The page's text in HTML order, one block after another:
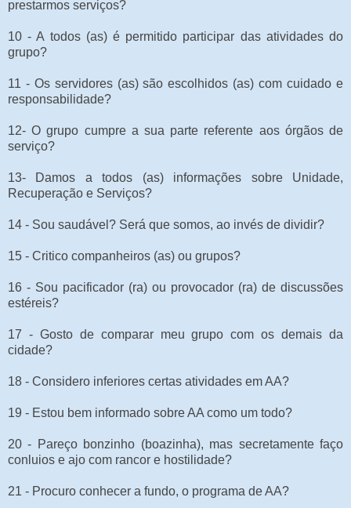
prestarmos serviços?
10 - A todos (as) é permitido participar das atividades do
grupo?
11 - Os servidores (as) são escolhidos (as) com cuidado e
responsabilidade?
12- O grupo cumpre a sua parte referente aos órgãos de
serviço?
13- Damos a todos (as) informações sobre Unidade,
Recuperação e Serviços?
14 - Sou saudável? Será que somos, ao invés de dividir?
15 - Critico companheiros (as) ou grupos?
16 - Sou pacificador (ra) ou provocador (ra) de discussões
estéreis?
17 - Gosto de comparar meu grupo com os demais da
cidade?
18 - Considero inferiores certas atividades em AA?
19 - Estou bem informado sobre AA como um todo?
20 - Pareço bonzinho (boazinha), mas secretamente faço
conluios e ajo com rancor e hostilidade?
21 - Procuro conhecer a fundo, o programa de AA?